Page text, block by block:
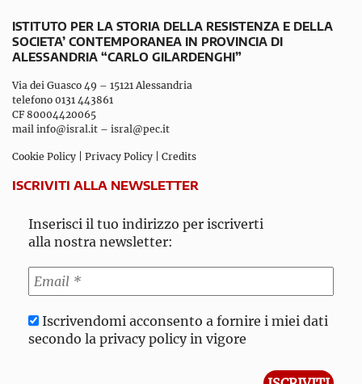
ISTITUTO PER LA STORIA DELLA RESISTENZA E DELLA
SOCIETA’ CONTEMPORANEA IN PROVINCIA DI
ALESSANDRIA “CARLO GILARDENGHI”
Via dei Guasco 49 – 15121 Alessandria
telefono 0131 443861
CF 80004420065
mail info@isral.it – isral@pec.it
Cookie Policy Privacy Policy Credits
ISCRIVITI ALLA NEWSLETTER
Inserisci il tuo indirizzo per iscriverti
alla nostra newsletter:
Iscrivendomi acconsento a fornire i miei dati
secondo la privacy policy in vigore